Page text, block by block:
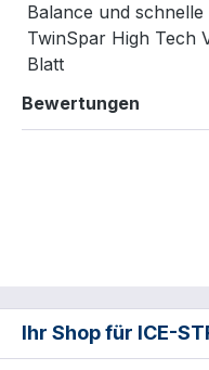
Balance und schnelle
TwinSpar High Tech
Blatt
Bewertungen
Ihr Shop für ICE-